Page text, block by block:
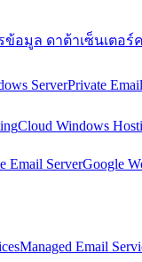
อมูล ดาต้าเซ็นเตอร์
ServerPrivate
Cloud Windows
Email ServerGoogle
Managed Email